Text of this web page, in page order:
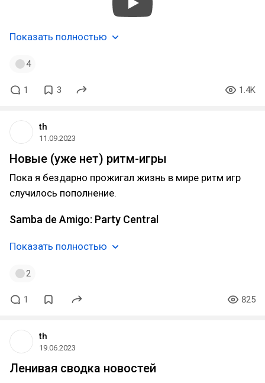
Показать полностью
4
1 3 1.4K
th
11.09.2023
Новые (уже нет) ритм-игры
Пока я бездарно прожигал жизнь в мире ритм игр
случилось пополнение.
Samba de Amigo: Party Central
Показать полностью
2
1 825
th
19.06.2023
Ленивая сводка новостей